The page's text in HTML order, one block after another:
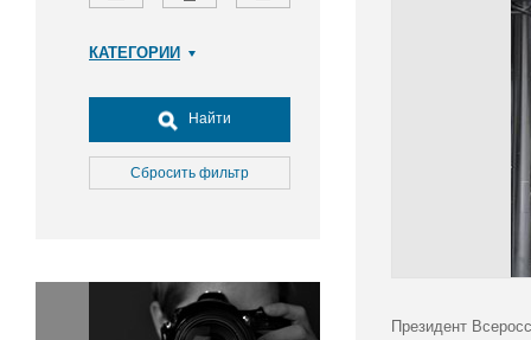
КАТЕГОРИИ
Досуг, туризм и отдых
Культура
Медицина
Окружающая среда
Политика
Найти
Сбросить фильтр
Президент